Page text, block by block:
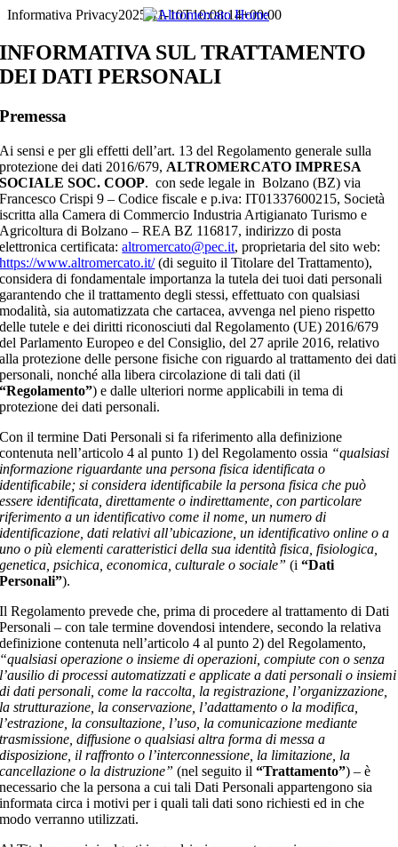
PRODUTTORI
SOSTENIBILITÀ
PER LE AZIENDE
FILIERE PER LE IMPRESE
NEWS
SHOP ONLINE
Salta
contenuto
Informativa Privacy2025-11-10T10:08:14+00:00
INFORMATIVA SUL TRATTAMENTO
DEI DATI PERSONALI
Premessa
Ai sensi e per gli effetti dell’art. 13 del Regolamento generale sulla
protezione dei dati 2016/679, ALTROMERCATO IMPRESA
SOCIALE SOC. COOP. con sede legale in Bolzano (BZ) via
Francesco Crispi 9 – Codice fiscale e p.iva: IT01337600215, Società
iscritta alla Camera di Commercio Industria Artigianato Turismo e
Agricoltura di Bolzano – REA BZ 116817, indirizzo di posta
elettronica certificata:altromercato@pec.it, proprietaria del sito web:
https://www.altromercato.it/(di seguito il Titolare del Trattamento),
considera di fondamentale importanza la tutela dei tuoi dati personali
garantendo che il trattamento degli stessi, effettuato con qualsiasi
modalità, sia automatizzata che cartacea, avvenga nel pieno rispetto
delle tutele e dei diritti riconosciuti dal Regolamento (UE) 2016/679
del Parlamento Europeo e del Consiglio, del 27 aprile 2016, relativo
alla protezione delle persone fisiche con riguardo al trattamento dei dati
personali, nonché alla libera circolazione di tali dati (il
“Regolamento”) e dalle ulteriori norme applicabili in tema di
protezione dei dati personali.
Con il termine Dati Personali si fa riferimento alla definizione
contenuta nell’articolo 4 al punto 1) del Regolamento ossia “qualsiasi
informazione riguardante una persona fisica identificata o
identificabile; si considera identificabile la persona fisica che può
essere identificata, direttamente o indirettamente, con particolare
riferimento a un identificativo come il nome, un numero di
identificazione, dati relativi all’ubicazione, un identificativo online o a
uno o più elementi caratteristici della sua identità fisica, fisiologica,
genetica, psichica, economica, culturale o sociale” (i“Dati
Personali”).
Il Regolamento prevede che, prima di procedere al trattamento di Dati
Personali – con tale termine dovendosi intendere, secondo la relativa
definizione contenuta nell’articolo 4 al punto 2) del Regolamento,
“qualsiasi operazione o insieme di operazioni, compiute con o senza
l’ausilio di processi automatizzati e applicate a dati personali o insiemi
di dati personali, come la raccolta, la registrazione, l’organizzazione,
la strutturazione, la conservazione, l’adattamento o la modifica,
l’estrazione, la consultazione, l’uso, la comunicazione mediante
trasmissione, diffusione o qualsiasi altra forma di messa a
disposizione, il raffronto o l’interconnessione, la limitazione, la
cancellazione o la distruzione” (nel seguito il“Trattamento”) – è
necessario che la persona a cui tali Dati Personali appartengono sia
informata circa i motivi per i quali tali dati sono richiesti ed in che
modo verranno utilizzati.